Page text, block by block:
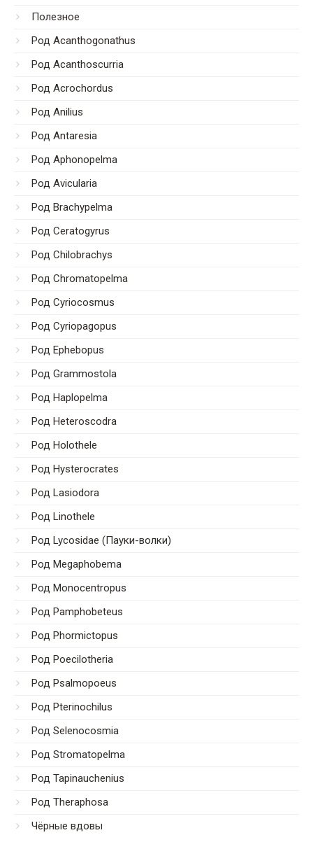
Полезное
Род Acanthogonathus
Род Acanthoscurria
Род Acrochordus
Род Anilius
Род Antaresia
Род Aphonopelma
Род Avicularia
Род Brachypelma
Род Ceratogyrus
Род Chilobrachys
Род Chromatopelma
Род Cyriocosmus
Род Cyriopagopus
Род Ephebopus
Род Grammostola
Род Haplopelma
Род Heteroscodra
Род Holothele
Род Hysterocrates
Род Lasiodora
Род Linothele
Род Lycosidae (Пауки-волки)
Род Megaphobema
Род Monocentropus
Род Pamphobeteus
Род Phormictopus
Род Poecilotheria
Род Psalmopoeus
Род Pterinochilus
Род Selenocosmia
Род Stromatopelma
Род Tapinauchenius
Род Theraphosa
Чёрные вдовы